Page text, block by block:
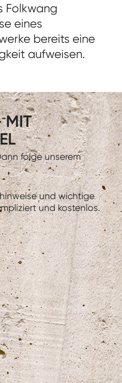
Folkwang
eines
bereits eine
aufweisen.
MIT
folge unserem
und wichtige
und kostenlos.